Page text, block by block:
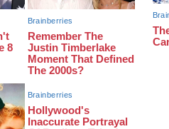
як оформити “Пакунок
ВІВТОРОК
очікують пік спеки